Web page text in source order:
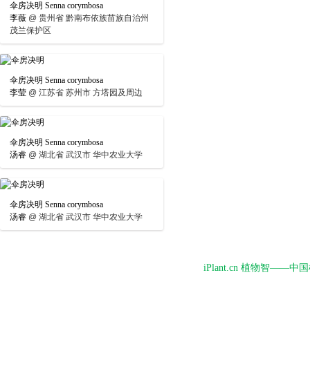
伞房决明 Senna corymbosa
李薇 @ 贵州省 黔南布依族苗族自治州
茂兰保护区
伞房决明 Senna corymbosa
李莹 @ 江苏省 苏州市 方塔园及周边
伞房决明 Senna corymbosa
汤睿 @ 湖北省 武汉市 华中农业大学
伞房决明 Senna corymbosa
汤睿 @ 湖北省 武汉市 华中农业大学
iPlant.cn 植物智——中国